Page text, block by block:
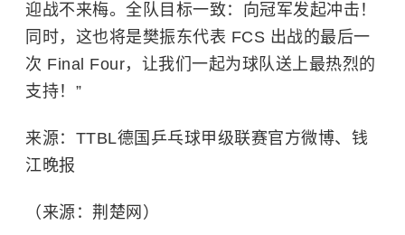
迎战不来梅。全队目标一致：向冠军发起冲击！
同时，这也将是樊振东代表 FCS 出战的最后一
次 Final Four，让我们一起为球队送上最热烈的
支持！”
来源：TTBL德国乒乓球甲级联赛官方微博、钱
江晚报
（来源：荆楚网）